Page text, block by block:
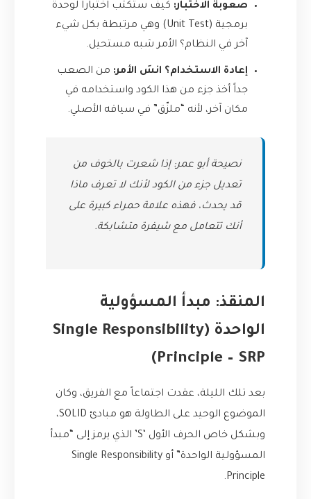
صعوبة الاختبار: كيف ستكتب اختباراً لوحدة
برمجية (Unit Test) وهي مرتبطة بكل شيء
آخر في النظام؟ الأمر شبه مستحيل.
إعادة الاستخدام؟ انسَ الأمر: من الصعب
جداً أخذ جزء من هذا الكود واستخدامه في
مكان آخر، لأنه “ملزّق” في سياقه الأصلي.
نصيحة أبو عمر: إذا شعرت بالخوف من
تعديل جزء من الكود لأنك لا تعرف ماذا
قد يحدث، فهذه علامة حمراء كبيرة على
أنك تتعامل مع شيفرة متشابكة.
المنقذ: مبدأ المسؤولية
الواحدة (Single Responsibility
Principle – SRP)
بعد تلك الليلة، عقدت اجتماعاً مع الفريق، وكان
الموضوع الوحيد على الطاولة هو مبادئ SOLID،
وبشكل خاص الحرف الأول ‘S’ الذي يرمز إلى “مبدأ
المسؤولية الواحدة” أو Single Responsibility
Principle.